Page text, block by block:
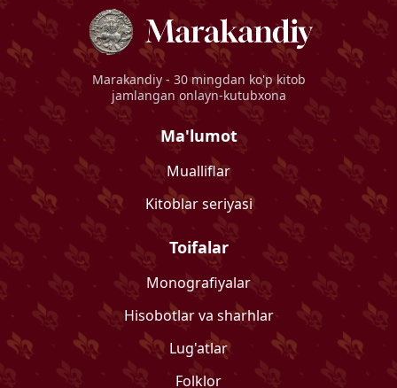
Marakandiy - 30 mingdan ko'p kitob
jamlangan onlayn-kutubxona
Ma'lumot
Mualliflar
Kitoblar seriyasi
Toifalar
Monografiyalar
Hisobotlar va sharhlar
Lug'atlar
Folklor